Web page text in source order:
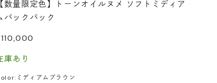
数量限定色】トーンオイルヌメ ソフトミディア
バックパック
ール価格
庫あり
ミディアムブラウン